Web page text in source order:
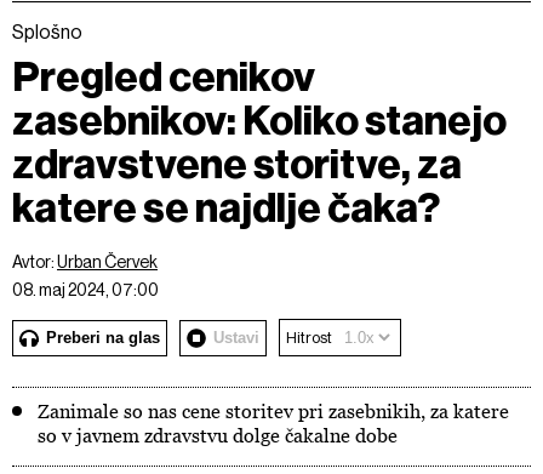
Splošno
Pregled cenikov
zasebnikov: Koliko stanejo
zdravstvene storitve, za
katere se najdlje čaka?
Avtor:Urban Červek
08. maj 2024, 07:00
Preberi na glas Ustavi Hitrost
Zanimale so nas cene storitev pri zasebnikih, za katere
so v javnem zdravstvu dolge čakalne dobe